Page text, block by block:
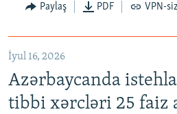
Paylaş PDF VPN-
İyul 16, 2026
Azərbaycanda
tibbi xərcləri 25 faiz